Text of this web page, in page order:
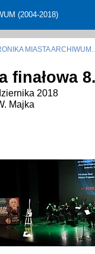
(2004-2018)
MIASTA ARCHIWUM…
finałowa
2018
Majka